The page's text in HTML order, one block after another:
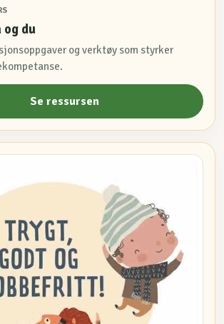
og du
og verktøy som styrker
Se ressursen